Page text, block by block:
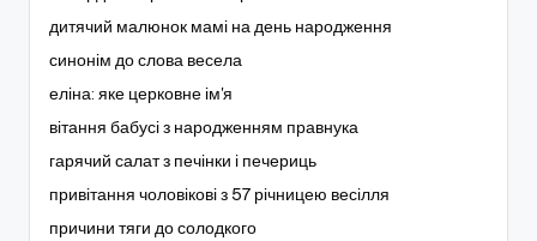
дитячий малюнок мамі на день народження
синонім до слова весела
еліна: яке церковне ім'я
вітання бабусі з народженням правнука
гарячий салат з печінки і печериць
привітання чоловікові з 57 річницею весілля
причини тяги до солодкого